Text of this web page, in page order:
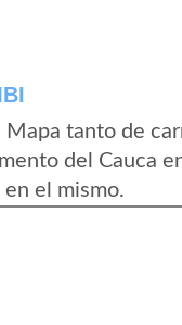
tanto de
del Cauca
el mismo.